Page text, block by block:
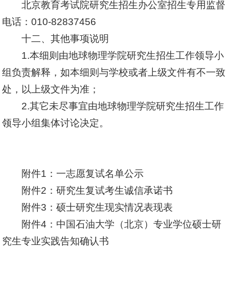
北京教育考试院研究生招生办公室招生专用监督
电话：010-82837456
十二、其他事项说明
1.本细则由地球物理学院研究生招生工作领导小
组负责解释，如本细则与学校或者上级文件有不一致
处，以上级文件为准；
2.其它未尽事宜由地球物理学院研究生招生工作
领导小组集体讨论决定。
附件1： 一志愿复试名单公示
附件2： 研究生复试考生诚信承诺书
附件3： 硕士研究生现实情况表现表
附件4： 中国石油大学（北京）专业学位硕士研
究生专业实践告知确认书